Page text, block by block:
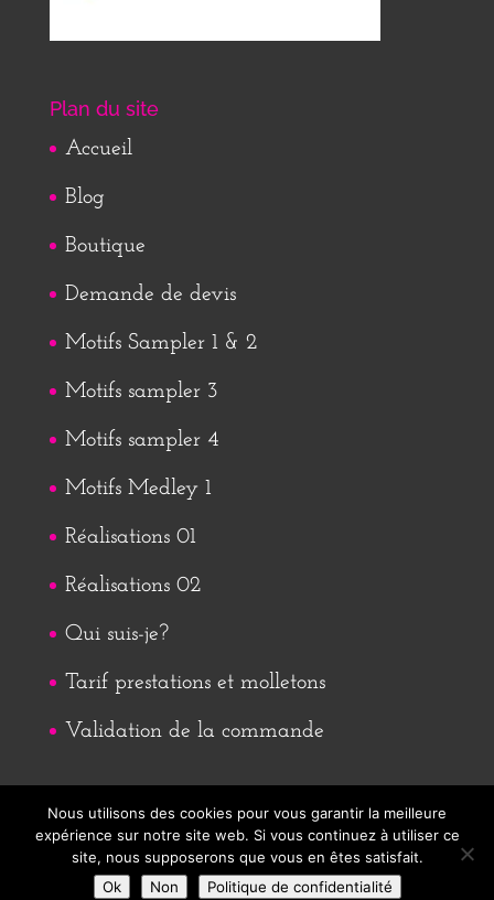
Plan du site
Accueil
Blog
Boutique
Demande de devis
Motifs Sampler 1 & 2
Motifs sampler 3
Motifs sampler 4
Motifs Medley 1
Réalisations 01
Réalisations 02
Qui suis-je?
Tarif prestations et molletons
Validation de la commande
Nous utilisons des cookies pour vous garantir la meilleure
expérience sur notre site web. Si vous continuez à utiliser ce
site, nous supposerons que vous en êtes satisfait.
Ok
Non Politique de confidentialité